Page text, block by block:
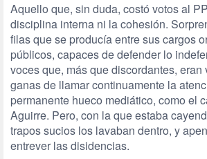
Aquello que, sin duda, costó votos al
disciplina interna ni la cohesión.
filas que se producía entre sus cargos
públicos, capaces de defender lo
voces que, más que discordantes, eran
ganas de llamar continuamente la
permanente hueco mediático, como el
Aguirre. Pero, con la que estaba
trapos sucios los lavaban dentro, y
entrever las disidencias.